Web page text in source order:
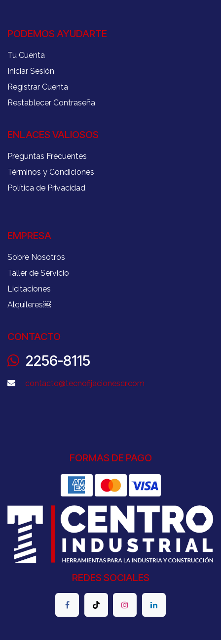
PODEMOS AYUDARTE
Tu Cuenta
Iniciar Sesión
Registrar Cuenta
Restablecer Contraseña
ENLACES VALIOSOS
Preguntas Frecuentes
Términos y Condiciones
Política de Privacidad
EMPRESA
Sobre Nosotros
Taller de Servicio
Licitaciones
Alquileres￼
CONTACTO
2256-8115
contacto@tecnofijacionescr.com
FORMAS DE PAGO
REDES SOCIALES